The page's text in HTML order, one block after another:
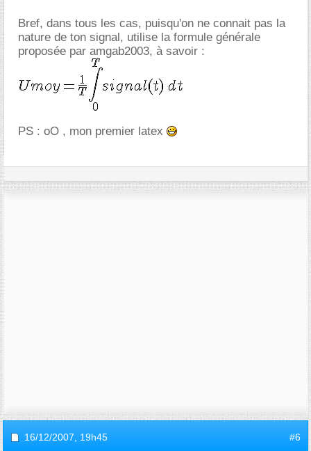
Bref, dans tous les cas, puisqu'on ne connait pas la
nature de ton signal, utilise la formule générale
proposée par amgab2003, à savoir :
PS : oO , mon premier latex
16/12/2007, 19h45 #6